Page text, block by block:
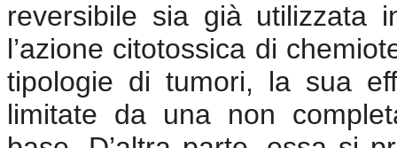
reversibile sia già utilizzata
l’azione citotossica di
tipologie di tumori, la sua
limitate da una non